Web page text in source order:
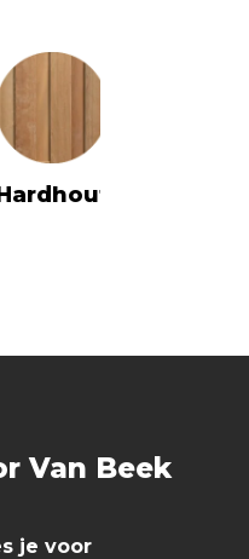
Van Beek
je voor